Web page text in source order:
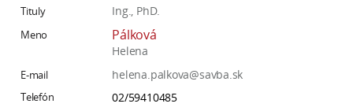
Ing., PhD.
Pálková
Helena
helena.palkova@savba.sk
02/59410485